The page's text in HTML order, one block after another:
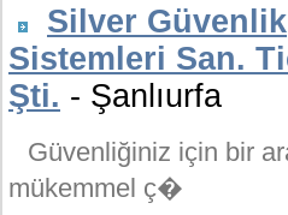
Silver Güvenlik
Sistemleri San.
Şti. - Şanlıurfa
Güvenliğiniz için bir
mükemmel ç�